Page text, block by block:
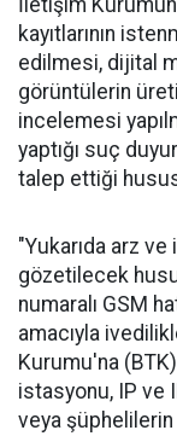
İletişim
kayıtlarının
edilmesi, dijital
görüntülerin
incelemesi
yaptığı suç
talep ettiği
"Yukarıda arz
gözetilecek
numaralı GSM
amacıyla
Kurumu'na
istasyonu, IP ve
veya